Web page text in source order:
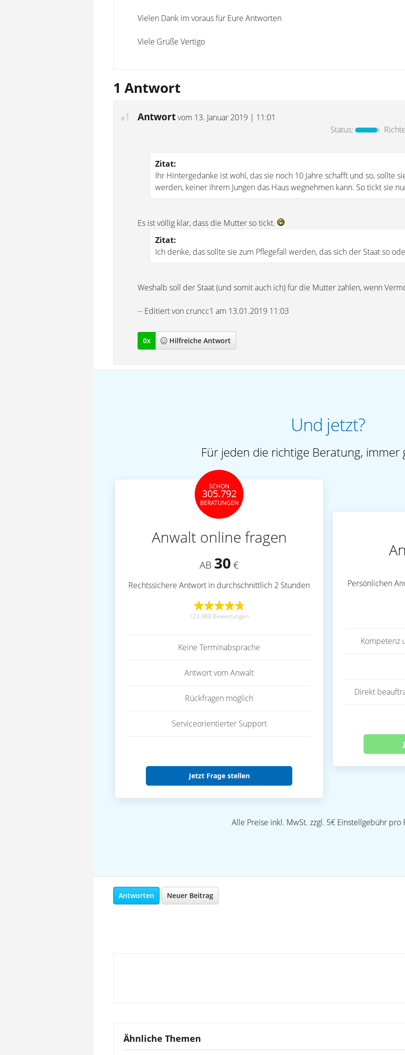
Vielen Dank im voraus für Eure Antworten
Viele Grüße Vertigo
1 Antwort
#1 Antwortvom 13. Januar 2019 | 11:01
Status:
Zitat:
Ihr Hintergedanke ist wohl, das sie noch 10 Jahre schafft und so, sollte
werden, keiner ihrem Jungen das Haus wegnehmen kann. So tickt sie
Es ist völlig klar, dass die Mutter so tickt.
Zitat:
Ich denke, das sollte sie zum Pflegefall werden, das sich der Staat so
Weshalb soll der Staat (und somit auch ich) für die Mutter zahlen, wenn
-- Editiert von cruncc1 am 13.01.2019 11:03
0x Hilfreiche Antwort
Und jetzt?
Für jeden die richtige Beratung, immer
SCHON
305.792
BERATUNGEN
Anwalt online fragen
AB 30 €
Rechtssichere Antwort in durchschnittlich 2 Stunden
123.980 Bewertungen
Keine Terminabsprache
Antwort vom Anwalt
Rückfragen möglich
Serviceorientierter Support
Jetzt Frage stellen
Persönlichen
Kompetenz
Direkt
Alle Preise inkl. MwSt. zzgl. 5€ Einstellgebühr pro
Antworten Neuer Beitrag
Ähnliche Themen